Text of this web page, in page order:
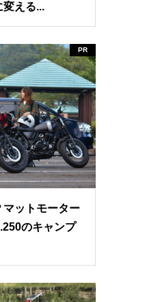
変える...
PR
マットモーター
のキャンプ